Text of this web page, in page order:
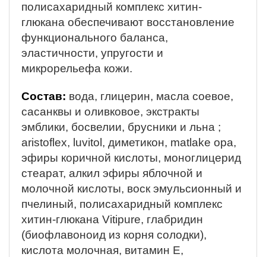
полисахаридный комплекс хитин-
глюкана обеспечивают восстановление
функционального баланса,
эластичности, упругости и
микрорельефа кожи.
Состав: вода, глицерин, масла соевое,
сасанквы и оливковое, экстракты
эмблики, босвелии, брусники и льна ;
аristoflex, luvitol, диметикон, matlake opa,
эфиры коричной кислоты, моноглицерид
стеарат, алкил эфиры яблочной и
молочной кислоты, воск эмульсионный и
пчелиный, полисахаридный комплекс
хитин-глюкана Vitipure, глабридин
(биофлавоноид из корня солодки),
кислота молочная, витамин Е,